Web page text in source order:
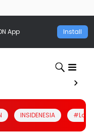
App Install
INSIDENESIA